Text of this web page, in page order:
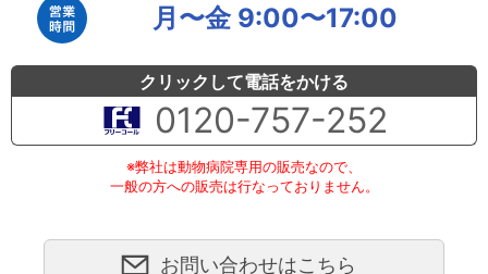
月〜金 9:00〜17:00
クリックして電話をかける
0120-757-252
※弊社は動物病院専用の販売なので、
一般の方への販売は行なっておりません。
お問い合わせはこちら